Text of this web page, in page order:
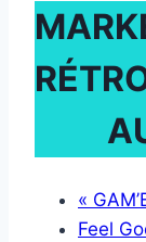
«
Feel